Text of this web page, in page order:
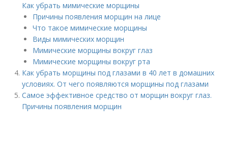
Как убрать мимические морщины
Причины появления морщин на лице
Что такое мимические морщины
Виды мимических морщин
Мимические морщины вокруг глаз
Мимические морщины вокруг рта
Как убрать морщины под глазами в 40 лет в домашних
условиях. От чего появляются морщины под глазами
Самое эффективное средство от морщин вокруг глаз.
Причины появления морщин